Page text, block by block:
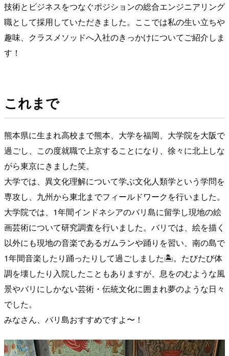
技術とビジネスをつなぐポジションの総合エンジニアリング
職として採用していただきました。ここでは私の生い立ちや
趣味、クラスメソッドへ入社のきっかけについてご紹介しま
す！
これまで
熊本県に生まれ高校まで熊本、大学を福岡、大学院を大阪で
過ごし、この度就職で上京することになり、徐々に北上しな
がら東京にきました笑。
大学では、異文化理解について学ぶ文化人類学という学問を
専攻し、九州から東北までフィールドワークを行いました。
大学院では、1年間インドネシアのバリ島に留学し現地の絵
画芸術について研究調査を行いました。バリでは、絵を描く
以外にも現地の音楽であるガムランや踊りを習い、南の島で
1年間音楽したり踊ったりして過ごしました🏝️。たびたび体
調を壊したり入院したこともありますが、息をのむような風
景やバリにしかない芸術・伝統文化に囲まれ夢のような日々
でした。
みなさん、バリ島おすすめですよ〜！